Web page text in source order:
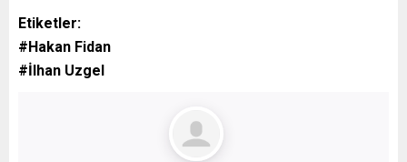
Etiketler:
#Hakan Fidan
#İlhan Uzgel